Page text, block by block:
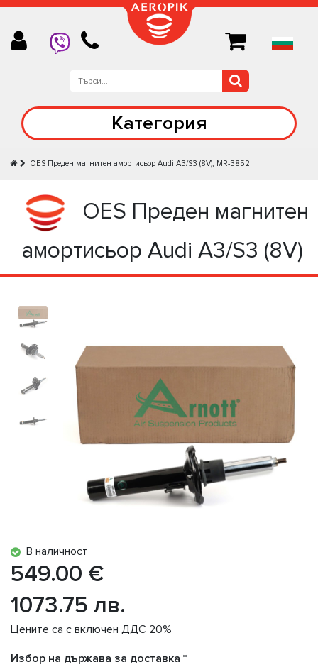
Категория
OES Преден магнитен амортисьор Audi A3/S3 (8V), MR-3852
OES Преден магнитен
амортисьор Audi A3/S3 (8V)
В наличност
549.00 €
1073.75 лв.
Цените са с включен ДДС 20%
Избор на държава за доставка *